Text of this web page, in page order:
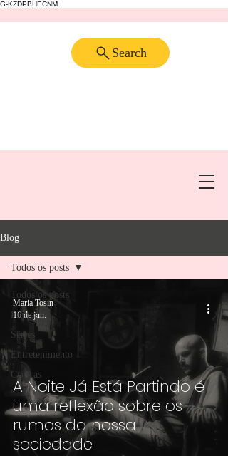
G-KZDPBHECNM
Search
Blog
Todos os posts
Filmes
Séries
Entretenimento
Críticas
Todos os posts
A Noite Já Está Partindo é
uma reflexão sobre os
rumos da nossa
sociedade
Maria Tosin
16 de jun.